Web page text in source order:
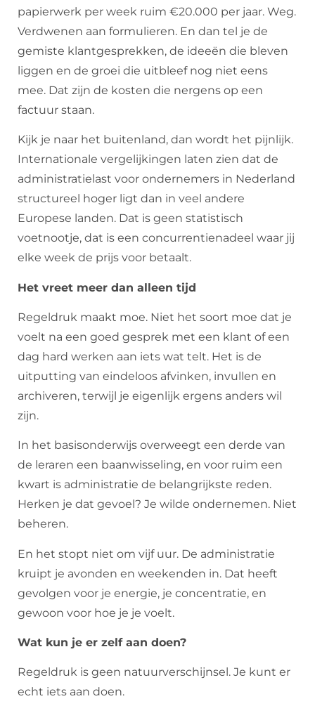
papierwerk per week ruim €20.000 per jaar. Weg.
Verdwenen aan formulieren. En dan tel je de
gemiste klantgesprekken, de ideeën die bleven
liggen en de groei die uitbleef nog niet eens
mee. Dat zijn de kosten die nergens op een
factuur staan.
Kijk je naar het buitenland, dan wordt het pijnlijk.
Internationale vergelijkingen laten zien dat de
administratielast voor ondernemers in Nederland
structureel hoger ligt dan in veel andere
Europese landen. Dat is geen statistisch
voetnootje, dat is een concurrentienadeel waar jij
elke week de prijs voor betaalt.
Het vreet meer dan alleen tijd
Regeldruk maakt moe. Niet het soort moe dat je
voelt na een goed gesprek met een klant of een
dag hard werken aan iets wat telt. Het is de
uitputting van eindeloos afvinken, invullen en
archiveren, terwijl je eigenlijk ergens anders wil
zijn.
In het basisonderwijs overweegt een derde van
de leraren een baanwisseling, en voor ruim een
kwart is administratie de belangrijkste reden.
Herken je dat gevoel? Je wilde ondernemen. Niet
beheren.
En het stopt niet om vijf uur. De administratie
kruipt je avonden en weekenden in. Dat heeft
gevolgen voor je energie, je concentratie, en
gewoon voor hoe je je voelt.
Wat kun je er zelf aan doen?
Regeldruk is geen natuurverschijnsel. Je kunt er
echt iets aan doen.